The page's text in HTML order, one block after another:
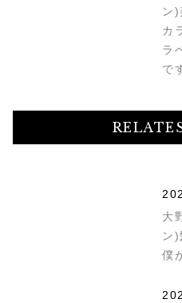
ン
カ
ラ
で
大
ン)
僕